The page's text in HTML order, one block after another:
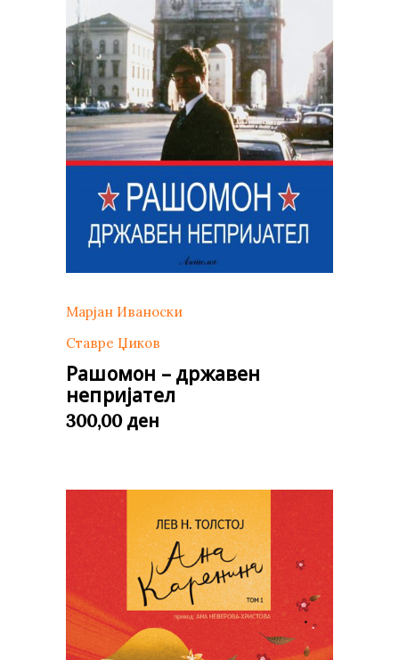
Марјан Иваноски
Ставре Џиков
Рашомон – државен
непријател
300,00 ден